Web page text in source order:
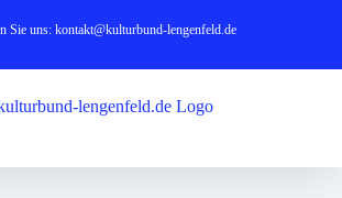
Sie uns: kontakt@kulturbund-lengenfeld.de